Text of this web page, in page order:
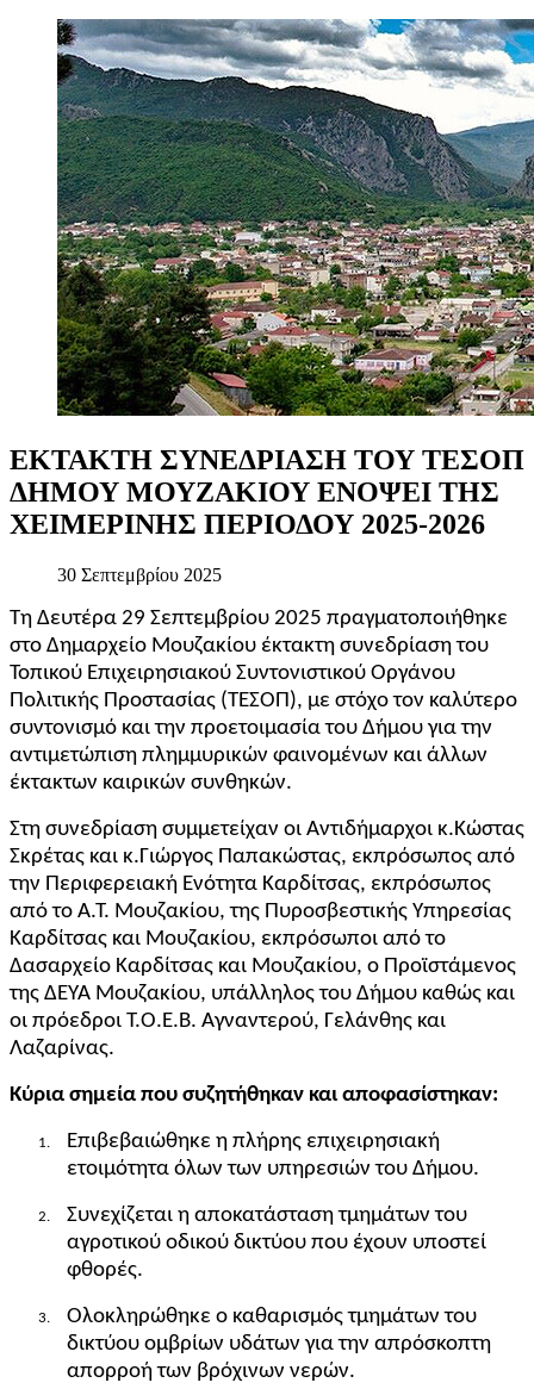
ΕΚΤΑΚΤΗ ΣΥΝΕΔΡΙΑΣΗ ΤΟΥ ΤΕΣΟΠ
ΔΗΜΟΥ ΜΟΥΖΑΚΙΟΥ ΕΝΟΨΕΙ ΤΗΣ
ΧΕΙΜΕΡΙΝΗΣ ΠΕΡΙΟΔΟΥ 2025-2026
30 Σεπτεμβρίου 2025
Τη Δευτέρα 29 Σεπτεμβρίου 2025 πραγματοποιήθηκε
στο Δημαρχείο Μουζακίου έκτακτη συνεδρίαση του
Τοπικού Επιχειρησιακού Συντονιστικού Οργάνου
Πολιτικής Προστασίας (ΤΕΣΟΠ), με στόχο τον καλύτερο
συντονισμό και την προετοιμασία του Δήμου για την
αντιμετώπιση πλημμυρικών φαινομένων και άλλων
έκτακτων καιρικών συνθηκών.
Στη συνεδρίαση συμμετείχαν οι Αντιδήμαρχοι κ.Κώστας
Σκρέτας και κ.Γιώργος Παπακώστας, εκπρόσωπος από
την Περιφερειακή Ενότητα Καρδίτσας, εκπρόσωπος
από το Α.Τ. Μουζακίου, της Πυροσβεστικής Υπηρεσίας
Καρδίτσας και Μουζακίου, εκπρόσωποι από το
Δασαρχείο Καρδίτσας και Μουζακίου, ο Προϊστάμενος
της ΔΕΥΑ Μουζακίου, υπάλληλος του Δήμου καθώς και
οι πρόεδροι Τ.Ο.Ε.Β. Αγναντερού, Γελάνθης και
Λαζαρίνας.
Κύρια σημεία που συζητήθηκαν και αποφασίστηκαν:
1.
Επιβεβαιώθηκε η πλήρης επιχειρησιακή
ετοιμότητα όλων των υπηρεσιών του Δήμου.
2.
Συνεχίζεται η αποκατάσταση τμημάτων του
αγροτικού οδικού δικτύου που έχουν υποστεί
φθορές.
3.
Ολοκληρώθηκε ο καθαρισμός τμημάτων του
δικτύου ομβρίων υδάτων για την απρόσκοπτη
απορροή των βρόχινων νερών.